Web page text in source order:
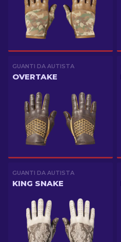
GUANTI DA AUTISTA
OVERTAKE
GUANTI DA AUTISTA
KING SNAKE